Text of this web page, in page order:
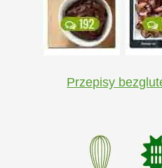
Przepisy